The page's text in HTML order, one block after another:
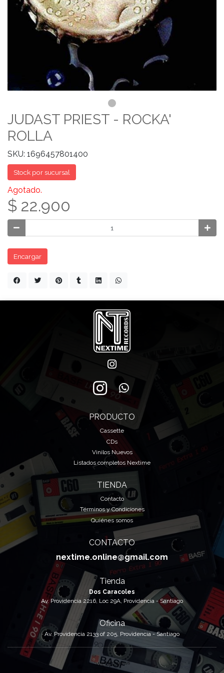
JUDAST PRIEST - ROCKA'
ROLLA
SKU: 1696457801400
Stock por sucursal
Agotado.
$ 22.900
Encargar
PRODUCTO
Cassette
CDs
Vinilos Nuevos
Listados completos Nextime
TIENDA
Contacto
Términos y Condiciones
Quiénes somos
CONTACTO
nextime.online@gmail.com
Tienda
Dos Caracoles
Av. Providencia 2216, Loc 29A, Providencia - Santiago
Oficina
Av. Providencia 2133 of 205, Providencia - Santiago